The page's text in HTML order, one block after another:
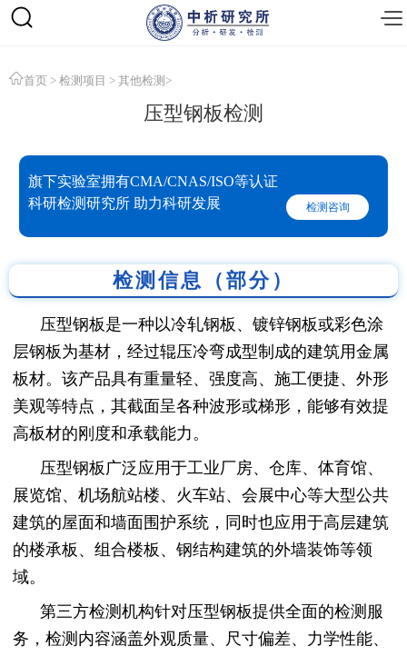
首页 > 检测项目 > 其他检测 >
压型钢板检测
旗下实验室拥有CMA/CNAS/ISO等认证
科研检测研究所 助力科研发展
检测咨询
检测信息（部分）
压型钢板是一种以冷轧钢板、镀锌钢板或彩色涂
层钢板为基材，经过辊压冷弯成型制成的建筑用金属
板材。该产品具有重量轻、强度高、施工便捷、外形
美观等特点，其截面呈各种波形或梯形，能够有效提
高板材的刚度和承载能力。
压型钢板广泛应用于工业厂房、仓库、体育馆、
展览馆、机场航站楼、火车站、会展中心等大型公共
建筑的屋面和墙面围护系统，同时也应用于高层建筑
的楼承板、组合楼板、钢结构建筑的外墙装饰等领
域。
第三方检测机构针对压型钢板提供全面的检测服
务，检测内容涵盖外观质量、尺寸偏差、力学性能、